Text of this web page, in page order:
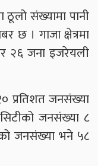
संख्यामा पानी
छ । गाजा क्षेत्रमा
२६ जना इजरेयली
प्रतिशत जनसंख्या
जनसंख्या ८
जनसंख्या भने ५८